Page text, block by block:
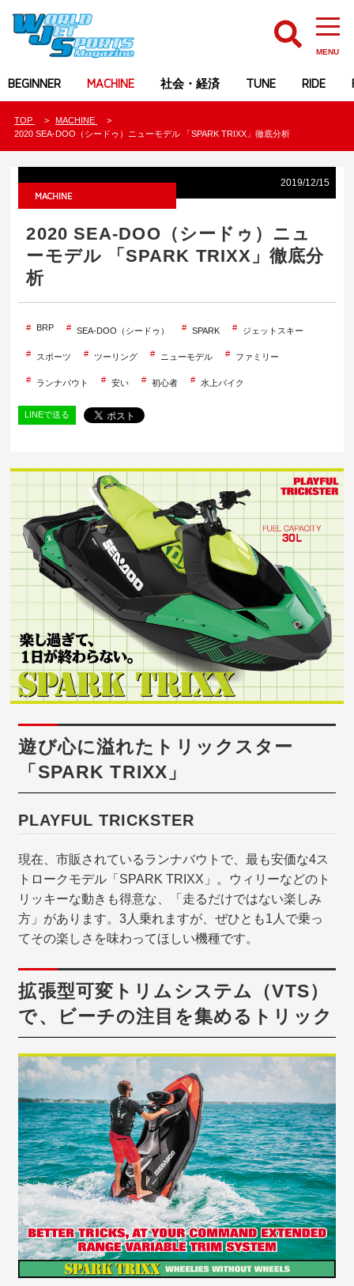
MENU
BEGINNER MACHINE 社会・経済 TUNE RIDE
TOP
MACHINE
2020 SEA-DOO（シードゥ）ニューモデル 「SPARK TRIXX」徹底分析
2019/12/15
MACHINE
2020 SEA-DOO（シードゥ）ニュ
ーモデル 「SPARK TRIXX」徹底分
析
BRP SEA-DOO（シードゥ） SPARK ジェットスキー
スポーツ ツーリング ニューモデル ファミリー
ランナバウト 安い 初心者 水上バイク
LINEで送る
遊び心に溢れたトリックスター
「SPARK TRIXX」
PLAYFUL TRICKSTER
現在、市販されているランナバウトで、最も安価な4ス
トロークモデル「SPARK TRIXX」。ウィリーなどのト
リッキーな動きも得意な、「走るだけではない楽しみ
方」があります。3人乗れますが、ぜひとも1人で乗っ
てその楽しさを味わってほしい機種です。
拡張型可変トリムシステム（VTS）
で、ビーチの注目を集めるトリック